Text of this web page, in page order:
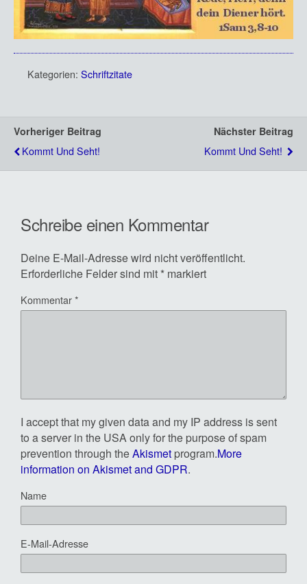
Kategorien: Schriftzitate
Vorheriger Beitrag
Kommt Und Seht!
Nächster Beitrag
Kommt Und Seht!
Schreibe einen Kommentar
Deine E-Mail-Adresse wird nicht veröffentlicht.
Erforderliche Felder sind mit * markiert
Kommentar*
I accept that my given data and my IP address is sent
to a server in the USA only for the purpose of spam
prevention through theAkismet program.More
information on Akismet and GDPR.
Name
E-Mail-Adresse